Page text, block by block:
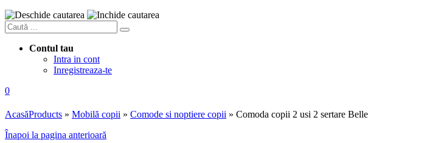
Contul tau
Intra in cont
Inregistreaza-te
0
AcasăProducts » Mobilă copii » Comode si noptiere copii » Comoda copii 2 usi 2 sertare Belle
Înapoi la pagina anterioară